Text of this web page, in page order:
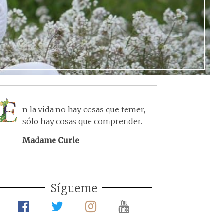
n la vida no hay cosas que temer,
sólo hay cosas que comprender.
Madame Curie
Sígueme